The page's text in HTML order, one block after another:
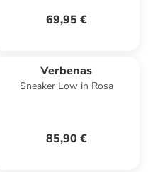
69,95 €
Verbenas
Sneaker Low in Rosa
85,90 €